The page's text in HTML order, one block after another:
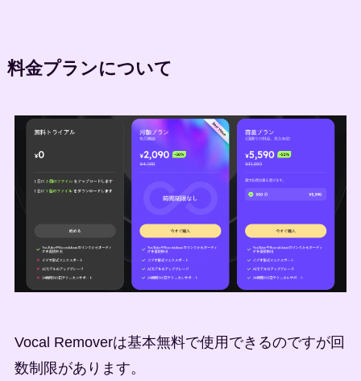
料金プランについて
Vocal Removerは基本無料で使用できるのですが回
数制限があります。